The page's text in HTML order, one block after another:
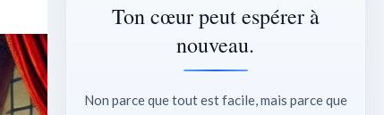
Ton cœur peut espérer à
nouveau.
Non parce que tout est facile, mais parce que